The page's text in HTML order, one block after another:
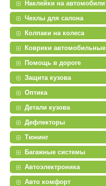
Наклейки на автомобили
Чехлы для салона
Колпаки на колеса
Коврики автомобильные
Помощь в дороге
Защита кузова
Оптика
Детали кузова
Дефлекторы
Тюнинг
Багажные системы
Автоэлектроника
Авто комфорт